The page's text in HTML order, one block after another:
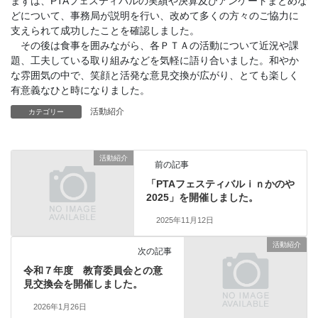
どについて、事務局が説明を行い、改めて多くの方々のご協力に
支えられて成功したことを確認しました。
その後は食事を囲みながら、各ＰＴＡの活動について近況や課
題、工夫している取り組みなどを気軽に語り合いました。和やか
な雰囲気の中で、笑顔と活発な意見交換が広がり、とても楽しく
有意義なひと時になりました。
カテゴリー 活動紹介
活動紹介
前の記事
「PTAフェスティバルｉｎかのや
2025」を開催しました。
2025年11月12日
活動紹介
次の記事
令和７年度 教育委員会との意
見交換会を開催しました。
2026年1月26日